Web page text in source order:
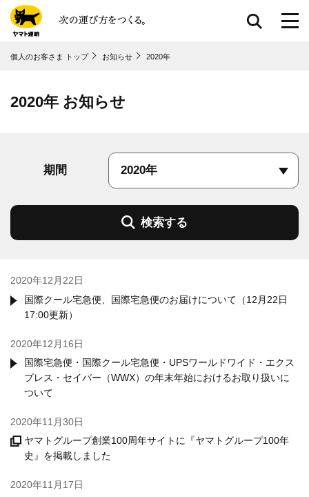
ページ本⽂に移動
個人のお客さま トップ お知らせ 2020年
2020年 お知らせ
期間
検索する
2020年12月22日
国際クール宅急便、国際宅急便のお届けについて（12月22日
17:00更新）
2020年12月16日
国際宅急便・国際クール宅急便・UPSワールドワイド・エクス
プレス・セイバー（WWX）の年末年始におけるお取り扱いに
ついて
2020年11月30日
ヤマトグループ創業100周年サイトに『ヤマトグループ100年
史』を掲載しました
2020年11月17日